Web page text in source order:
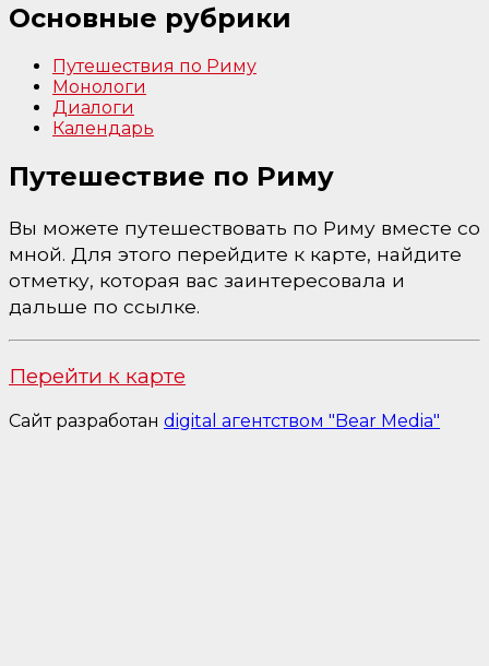
Основные рубрики
Путешествия по Риму
Монологи
Диалоги
Календарь
Путешествие по Риму
Вы можете путешествовать по Риму вместе со
мной. Для этого перейдите к карте, найдите
отметку, которая вас заинтересовала и
дальше по ссылке.
Перейти к карте
Сайт разработан digital агентством "Bear Media"